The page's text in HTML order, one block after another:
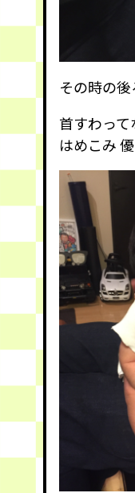
その時の後
首すわっ
はめこみ